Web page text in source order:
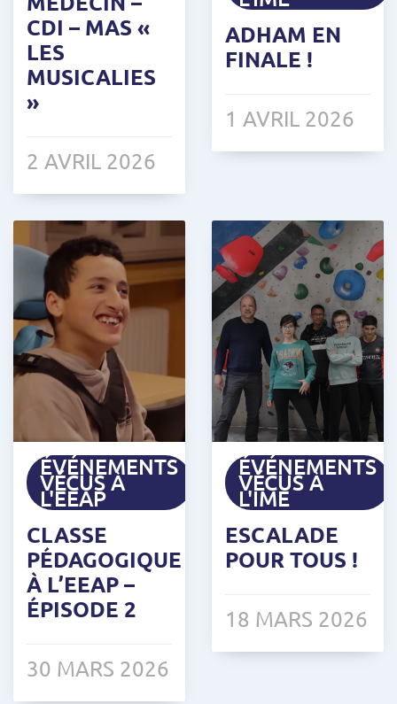
CDI – MAS «
LES
MUSICALIES
»
2 AVRIL 2026
ADHAM EN
FINALE !
1 AVRIL 2026
ÉVÉNEMENTS
VÉCUS À
L'EEAP
CLASSE
PÉDAGOGIQUE
À L’EEAP –
ÉPISODE 2
30 MARS 2026
ÉVÉNEMENTS
VÉCUS À
L'IME
ESCALADE
POUR TOUS !
18 MARS 2026